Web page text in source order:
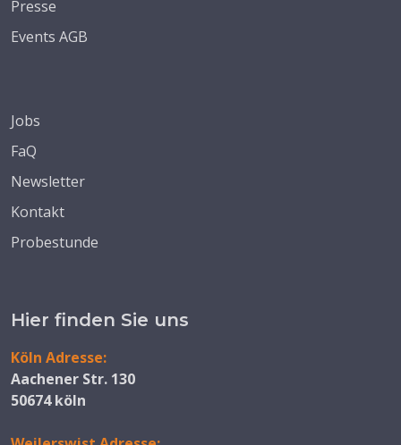
Presse
Events AGB
Jobs
FaQ
Newsletter
Kontakt
Probestunde
Hier finden Sie uns
Köln Adresse:
Aachener Str. 130
50674 köln